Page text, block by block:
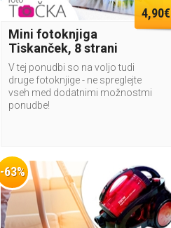
4,90€
Mini fotoknjiga
Tiskanček, 8 strani
V tej ponudbi so na voljo tudi
druge fotoknjige - ne spreglejte
vseh med dodatnimi možnostmi
ponudbe!
-63%